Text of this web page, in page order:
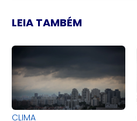
LEIA TAMBÉM
CLIMA